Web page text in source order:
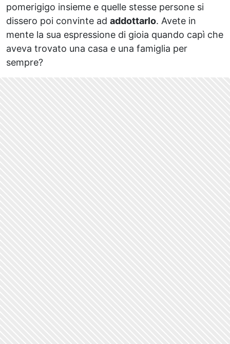
pomerigigo insieme e quelle stesse persone si
dissero poi convinte ad addottarlo. Avete in
mente la sua espressione di gioia quando capì che
aveva trovato una casa e una famiglia per
sempre?